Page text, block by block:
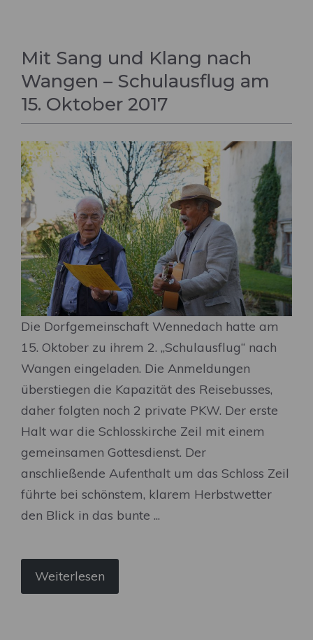
Mit Sang und Klang nach
Wangen – Schulausflug am
15. Oktober 2017
DORFGEMEINSCHAFT
Die Dorfgemeinschaft Wennedach hatte am
15. Oktober zu ihrem 2. „Schulausflug“ nach
Wangen eingeladen. Die Anmeldungen
überstiegen die Kapazität des Reisebusses,
daher folgten noch 2 private PKW. Der erste
Halt war die Schlosskirche Zeil mit einem
gemeinsamen Gottesdienst. Der
anschließende Aufenthalt um das Schloss Zeil
führte bei schönstem, klarem Herbstwetter
den Blick in das bunte ...
Weiterlesen